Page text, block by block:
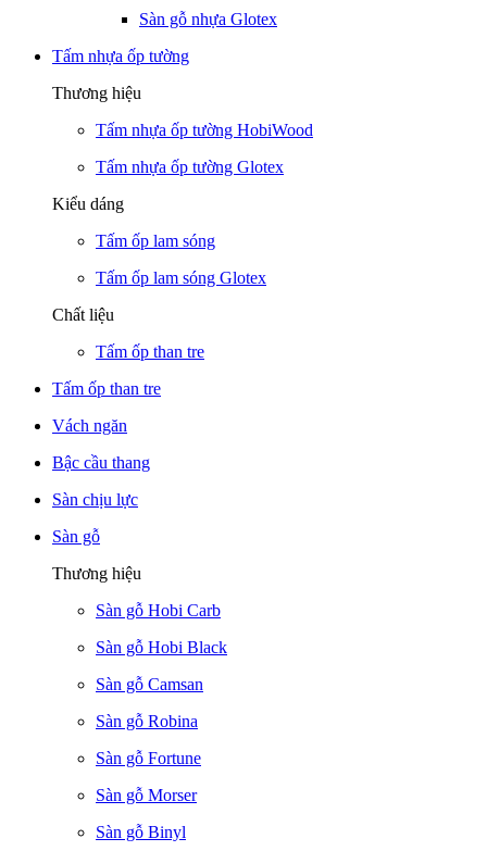
Sàn gỗ nhựa Glotex
Tấm nhựa ốp tường
Thương hiệu
Tấm nhựa ốp tường HobiWood
Tấm nhựa ốp tường Glotex
Kiểu dáng
Tấm ốp lam sóng
Tấm ốp lam sóng Glotex
Chất liệu
Tấm ốp than tre
Tấm ốp than tre
Vách ngăn
Bậc cầu thang
Sàn chịu lực
Sàn gỗ
Thương hiệu
Sàn gỗ Hobi Carb
Sàn gỗ Hobi Black
Sàn gỗ Camsan
Sàn gỗ Robina
Sàn gỗ Fortune
Sàn gỗ Morser
Sàn gỗ Binyl